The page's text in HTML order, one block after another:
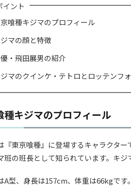
イント
京喰種キジマのプロフィール
ジマの顔と特徴
優・飛田展男の紹介
ジマのクインケ・テトロとロッテンフ
種キジマのプロフィール
『東京喰種』に登場するキャラクター
班の班長として知られています。キジ
A型、身長は157cm、体重は66kgで